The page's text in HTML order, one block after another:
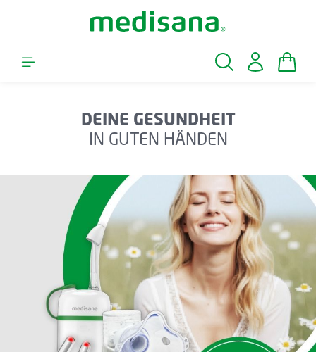
Zum Hauptinhalt springen
DEINE GESUNDHEIT
IN GUTEN HÄNDEN
Bildergalerie überspringen